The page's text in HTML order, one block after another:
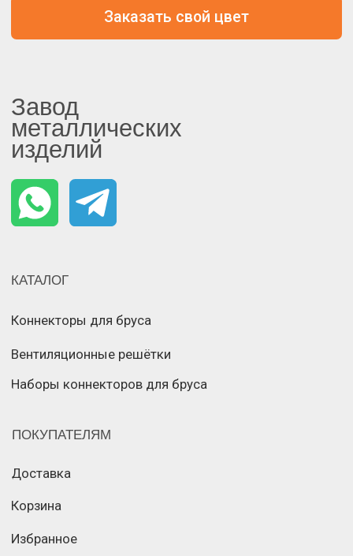
Телеграм
Whatsapp
Позвонить
Избранное
Корзина
Вентиляционные решётки
Политика конфиденциальности
Разработка сайта